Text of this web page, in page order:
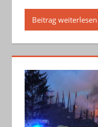
Beitrag weiterlesen